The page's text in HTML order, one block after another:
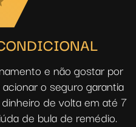
e não gostar por
o seguro garantia
de volta em até 7
de bula de remédio.